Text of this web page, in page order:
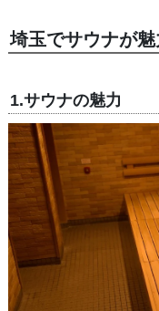
埼玉でサウナが
1.サウナの魅力